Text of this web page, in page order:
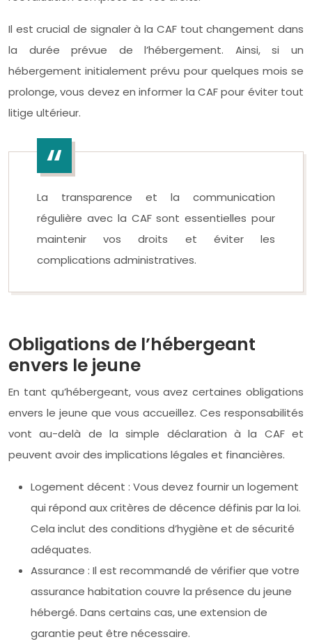
Il est crucial de signaler à la CAF tout changement dans
la durée prévue de l’hébergement. Ainsi, si un
hébergement initialement prévu pour quelques mois se
prolonge, vous devez en informer la CAF pour éviter tout
litige ultérieur.
La transparence et la communication
régulière avec la CAF sont essentielles pour
maintenir vos droits et éviter les
complications administratives.
Obligations de l’hébergeant
envers le jeune
En tant qu’hébergeant, vous avez certaines obligations
envers le jeune que vous accueillez. Ces responsabilités
vont au-delà de la simple déclaration à la CAF et
peuvent avoir des implications légales et financières.
Logement décent : Vous devez fournir un logement
qui répond aux critères de décence définis par la loi.
Cela inclut des conditions d’hygiène et de sécurité
adéquates.
Assurance : Il est recommandé de vérifier que votre
assurance habitation couvre la présence du jeune
hébergé. Dans certains cas, une extension de
garantie peut être nécessaire.